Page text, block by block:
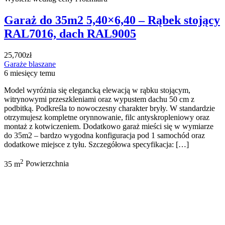
Garaż do 35m2 5,40×6,40 – Rąbek stojący
RAL7016, dach RAL9005
25,700zł
Garaże blaszane
6 miesięcy temu
Model wyróżnia się elegancką elewacją w rąbku stojącym,
witrynowymi przeszkleniami oraz wypustem dachu 50 cm z
podbitką. Podkreśla to nowoczesny charakter bryły. W standardzie
otrzymujesz kompletne orynnowanie, filc antyskropleniowy oraz
montaż z kotwiczeniem. Dodatkowo garaż mieści się w wymiarze
do 35m2 – bardzo wygodna konfiguracja pod 1 samochód oraz
dodatkowe miejsce z tyłu. Szczegółowa specyfikacja: […]
35 m2 Powierzchnia